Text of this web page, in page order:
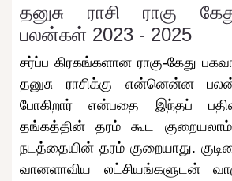
தனுசு ராசி ராகு
பலன்கள் 2023 - 2025
சர்ப்ப கிரகங்களான ராகு-கேது
தனுசு ராசிக்கு என்னென்ன
போகிறார் என்பதை இந்தப்
தங்கத்தின் தரம் கூட
நடத்தையின் தரம் குறையாது.
வானளாவிய லட்சியங்களுடன்